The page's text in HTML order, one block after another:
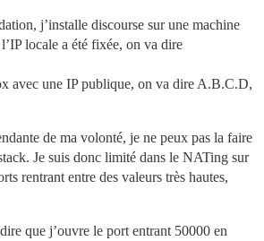
j’installe discourse sur une machine
locale a été fixée, on va dire
avec une IP publique, on va dire A.B.C.D,
de ma volonté, je ne peux pas la faire
Je suis donc limité dans le NATing sur
rentrant entre des valeurs très hautes,
que j’ouvre le port entrant 50000 en